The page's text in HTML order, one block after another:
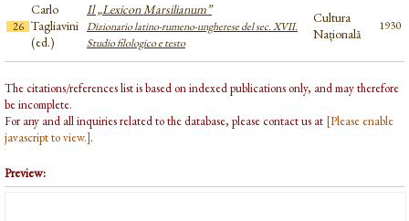
26
Carlo
Tagliavini
(ed.)
Il „Lexicon Marsilianum”
Dizionario latino-rumeno-ungherese del sec. XVII.
Studio filologico e testo
Cultura
Națională
1930
The citations/references list is based on indexed publications only, and may therefore
be incomplete.
For any and all inquiries related to the database, please contact us at [Please enable
javascript to view.].
Preview: